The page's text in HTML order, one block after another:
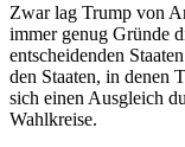
Zwar lag Trump von
immer genug Gründe
entscheidenden
den Staaten, in denen
sich einen Ausgleich
Wahlkreise.